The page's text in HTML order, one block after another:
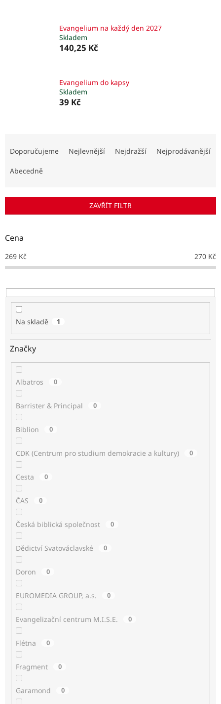
Evangelium na každý den 2027
Skladem
140,25 Kč
Evangelium do kapsy
Skladem
39 Kč
r
d
k
t
Doporučujeme Nejlevnější Nejdražší Nejprodávanější
Abecedně
ZAVŘÍT FILTR
Cena
269 Kč 270 Kč
Na skladě 1
Značky
Albatros 0
Barrister & Principal 0
Biblion 0
CDK (Centrum pro studium demokracie a kultury) 0
Cesta 0
ČAS 0
Česká biblická společnost 0
Dědictví Svatováclavské 0
Doron 0
EUROMEDIA GROUP, a.s. 0
Evangelizační centrum M.I.S.E. 0
Flétna 0
Fragment 0
Garamond 0